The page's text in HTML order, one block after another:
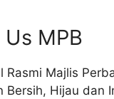
MPB